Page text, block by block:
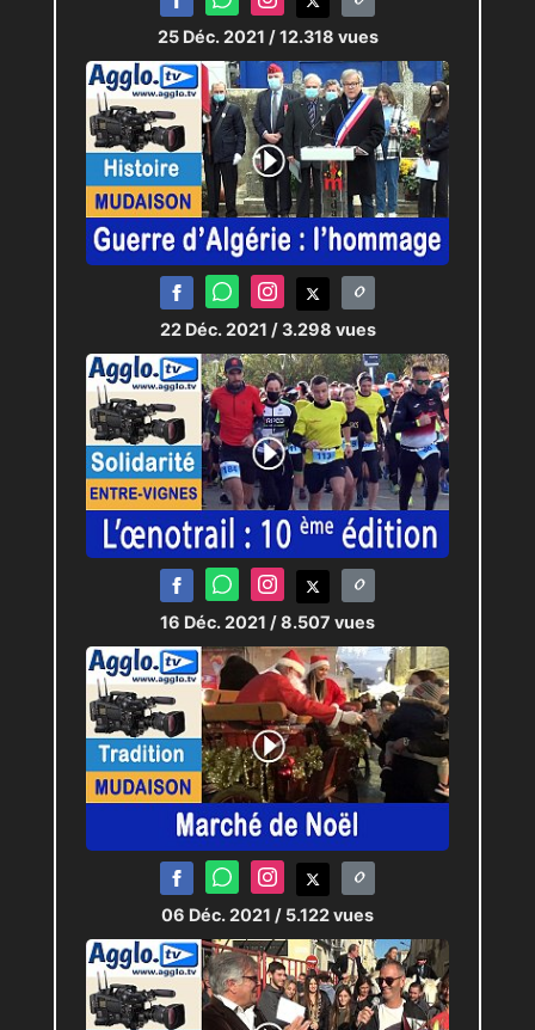
25 Déc. 2021 / 12.318 vues
22 Déc. 2021 / 3.298 vues
16 Déc. 2021 / 8.507 vues
06 Déc. 2021 / 5.122 vues